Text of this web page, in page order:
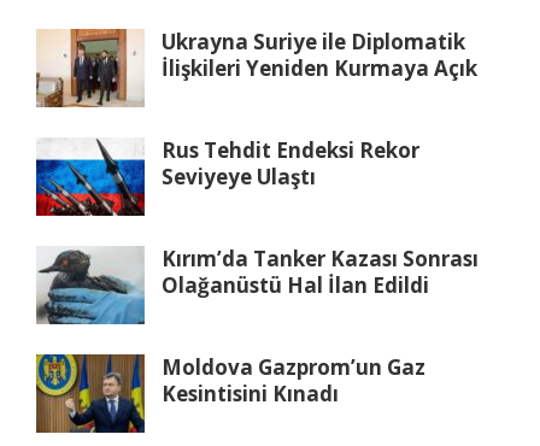
Ukrayna Suriye ile Diplomatik
İlişkileri Yeniden Kurmaya Açık
Rus Tehdit Endeksi Rekor
Seviyeye Ulaştı
Kırım’da Tanker Kazası Sonrası
Olağanüstü Hal İlan Edildi
Moldova Gazprom’un Gaz
Kesintisini Kınadı